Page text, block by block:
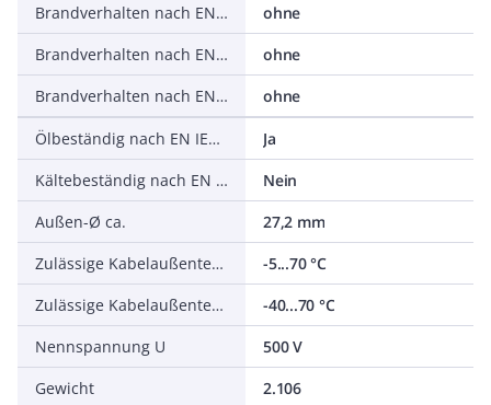
Brandverhalten nach EN 13501-6: Rauchentwicklung
ohne
Brandverhalten nach EN 13501-6: Abtropfverhalten
ohne
Brandverhalten nach EN 13501-6: Säureentwicklung
ohne
Ölbeständig nach EN IEC 60811-404
Ja
Kältebeständig nach EN 60811-504+505+506
Nein
Außen-Ø ca.
27,2 mm
Zulässige Kabelaußentemperatur bei Montage/Handling
-5...70 °C
Zulässige Kabelaußentemperatur nach Montage ohne Erschütterung
-40...70 °C
Nennspannung U
500 V
Gewicht
2.106